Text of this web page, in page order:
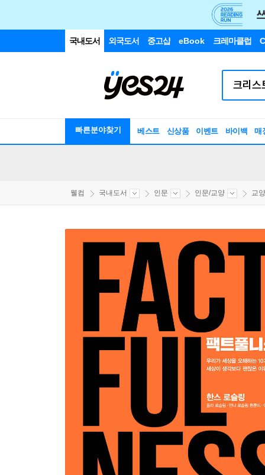
국내도서 외국도서 중고샵 eBook 크레마클럽
빠른분야찾기 베스트 신상품 이벤트 바이백 매
웰컴 국내도서 인문 인문/교양 교